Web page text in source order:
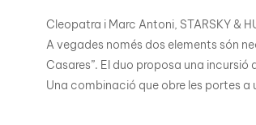
Cleopatra i Marc Antoni, STARSKY &
A vegades només dos elements són
Casares”. El duo proposa una
Una combinació que obre les portes